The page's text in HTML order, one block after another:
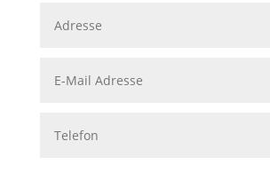
Mail